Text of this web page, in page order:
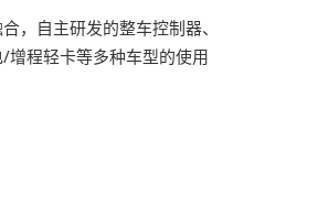
，自主研发的整车控制器、
增程轻卡等多种车型的使用